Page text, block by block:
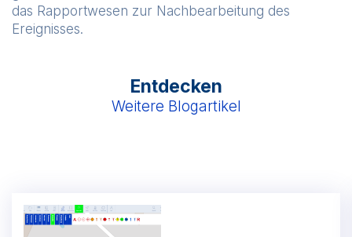
das Rapportwesen zur Nachbearbeitung des
Ereignisses.
Entdecken
Weitere Blogartikel